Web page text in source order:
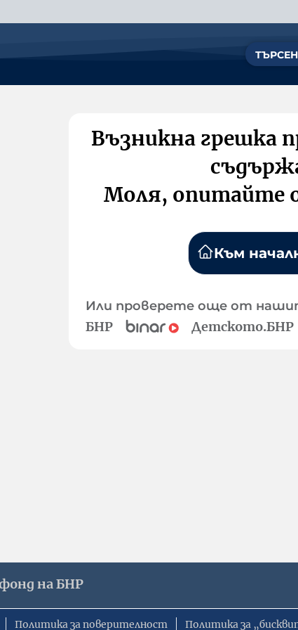
Възникна грешка
Моля, опитайте
Към
Или проверете още от
БНР Детското.БНР
на БНР
Политика за поверителност Политика за